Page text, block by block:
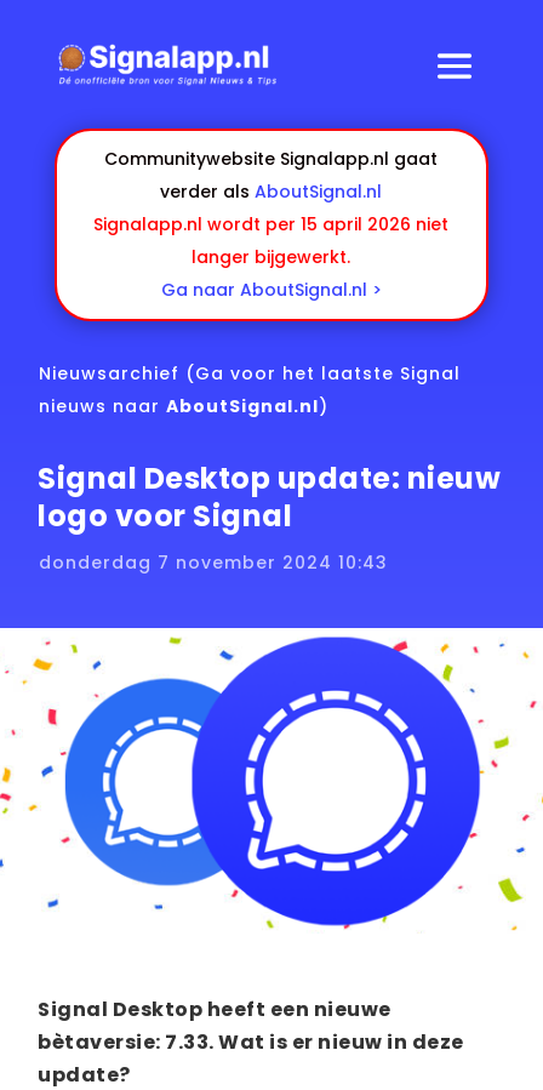
Communitywebsite Signalapp.nl gaat
verder alsAboutSignal.nl
Signalapp.nl wordt per 15 april 2026 niet
langer bijgewerkt.
Ga naar AboutSignal.nl >
Nieuwsarchief (Ga voor het laatste Signal
nieuws naarAboutSignal.nl)
Signal Desktop update: nieuw
logo voor Signal
donderdag 7 november 2024 10:43
Signal Desktop heeft een nieuwe
bètaversie: 7.33. Wat is er nieuw in deze
update?